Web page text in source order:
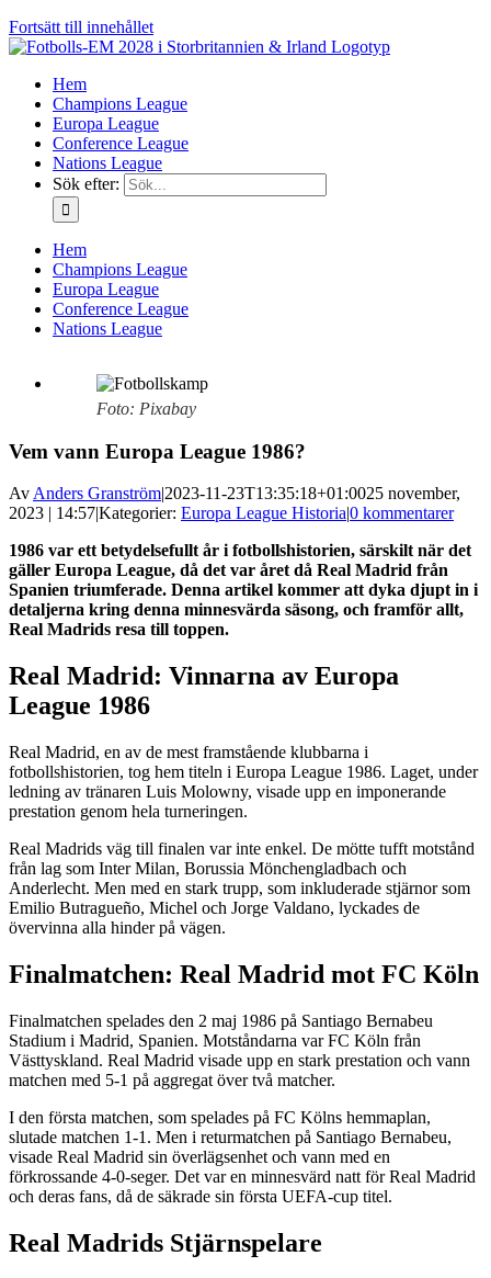
Fortsätt till innehållet
Hem
Champions League
Europa League
Conference League
Nations League
Sök efter:
Hem
Champions League
Europa League
Conference League
Nations League
Foto: Pixabay
Vem vann Europa League 1986?
AvAnders Granström|2023-11-23T13:35:18+01:0025 november,
2023 | 14:57|Kategorier: Europa League Historia|0 kommentarer
1986 var ett betydelsefullt år i fotbollshistorien, särskilt när det
gäller Europa League, då det var året då Real Madrid från
Spanien triumferade. Denna artikel kommer att dyka djupt in i
detaljerna kring denna minnesvärda säsong, och framför allt,
Real Madrids resa till toppen.
Real Madrid: Vinnarna av Europa
League 1986
Real Madrid, en av de mest framstående klubbarna i
fotbollshistorien, tog hem titeln i Europa League 1986. Laget, under
ledning av tränaren Luis Molowny, visade upp en imponerande
prestation genom hela turneringen.
Real Madrids väg till finalen var inte enkel. De mötte tufft motstånd
från lag som Inter Milan, Borussia Mönchengladbach och
Anderlecht. Men med en stark trupp, som inkluderade stjärnor som
Emilio Butragueño, Michel och Jorge Valdano, lyckades de
övervinna alla hinder på vägen.
Finalmatchen: Real Madrid mot FC Köln
Finalmatchen spelades den 2 maj 1986 på Santiago Bernabeu
Stadium i Madrid, Spanien. Motståndarna var FC Köln från
Västtyskland. Real Madrid visade upp en stark prestation och vann
matchen med 5-1 på aggregat över två matcher.
I den första matchen, som spelades på FC Kölns hemmaplan,
slutade matchen 1-1. Men i returmatchen på Santiago Bernabeu,
visade Real Madrid sin överlägsenhet och vann med en
förkrossande 4-0-seger. Det var en minnesvärd natt för Real Madrid
och deras fans, då de säkrade sin första UEFA-cup titel.
Real Madrids Stjärnspelare